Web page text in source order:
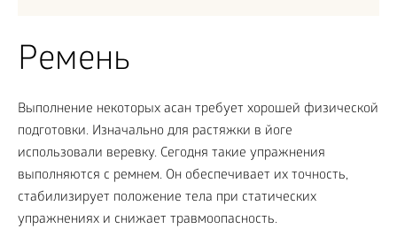
Ремень
Выполнение некоторых асан требует хорошей физической
подготовки. Изначально для растяжки в йоге
использовали веревку. Сегодня такие упражнения
выполняются с ремнем. Он обеспечивает их точность,
стабилизирует положение тела при статических
упражнениях и снижает травмоопасность.